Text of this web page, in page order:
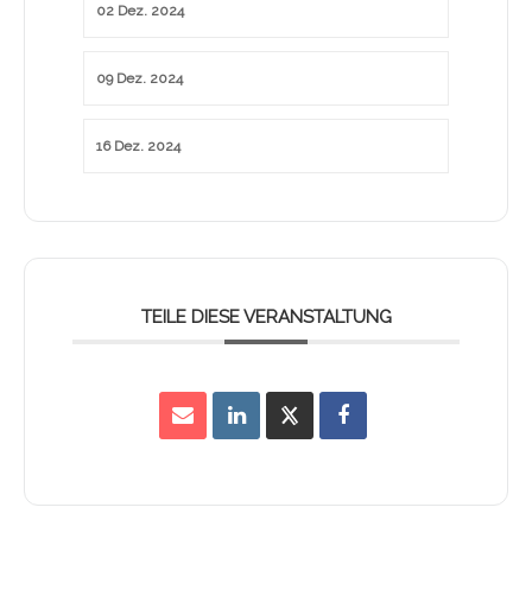
02 Dez. 2024
09 Dez. 2024
16 Dez. 2024
TEILE DIESE VERANSTALTUNG